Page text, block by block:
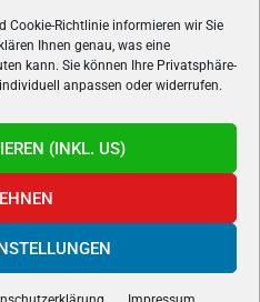
Cookie-Richtlinie informieren wir Sie
Ihnen genau, was eine
kann. Sie können Ihre Privatsphäre-
anpassen oder widerrufen.
(INKL. US)
UNS
Reserved -Kontakt|Impressum|
- Developed by